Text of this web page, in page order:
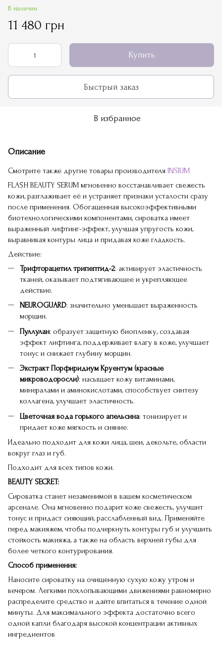
В наличии
11 480 грн
Купить
Быстрый заказ
В избранное
Описание
Смотрите также другие товары производителя INSIUM
FLASH BEAUTY SERUM мгновенно восстанавливает свежесть
кожи, разглаживает её и устраняет признаки усталости сразу
после применения. Обогащенная высокоэффективными
биотехнологическими компонентами, сироватка имеет
выраженный лифтинг-эффект, улучшая упругость кожи,
выравнивая контуры лица и придавая коже гладкость.
Действие:
Трифторацетил трипептид-2: активирует эластичность
тканей, оказывает подтягивающее и укрепляющее
действие.
NEUROGUARD: значительно уменьшает выраженность
морщин.
Пуллулан: образует защитную биопленку, создавая
эффект лифтинга, поддерживает влагу в коже, улучшает
тонус и снижает глубину морщин.
Экстракт Порфиридиум Круентум (красные
микроводоросли): насыщает кожу витаминами,
минералами и аминокислотами, способствует синтезу
коллагена, улучшает эластичность.
Цветочная вода горького апельсина: тонизирует и
придает коже мягкость и сияние.
Идеально подходит для кожи лица, шеи, декольте, области
вокруг глаз и губ.
Подходит для всех типов кожи.
BEAUTY SECRET:
Сироватка станет незаменимой в вашем косметическом
арсенале. Она мгновенно подарит коже свежесть, улучшит
тонус и придаст сияющий, расслабленный вид. Применяйте
перед макияжем, чтобы подчеркнуть контуры губ и улучшить
стойкость макияжа, а также на область верхней губы для
более четкого контурирования.
Способ применения:
Наносите сироватку на очищенную сухую кожу утром и
вечером. Легкими похлопывающими движениями равномерно
распределите средство и дайте впитаться в течение одной
минуты. Для максимального эффекта достаточно всего
одной капли благодаря высокой концентрации активных
ингредиентов